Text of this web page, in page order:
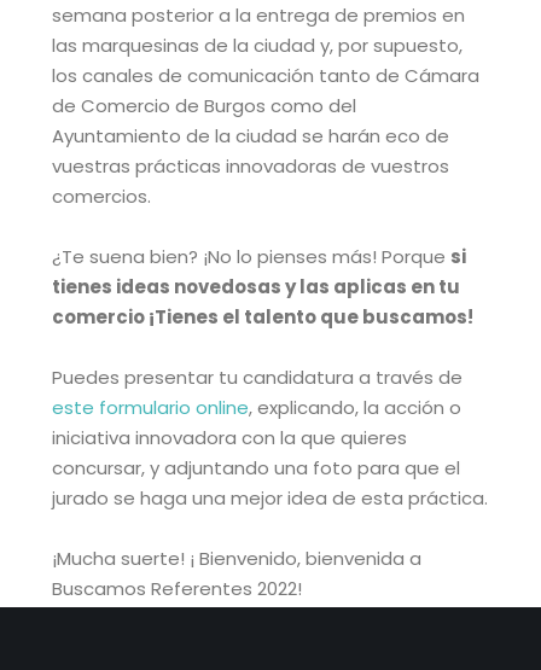
semana posterior a la entrega de premios en
las marquesinas de la ciudad y, por supuesto,
los canales de comunicación tanto de Cámara
de Comercio de Burgos como del
Ayuntamiento de la ciudad se harán eco de
vuestras prácticas innovadoras de vuestros
comercios.
¿Te suena bien? ¡No lo pienses más! Porque si
tienes ideas novedosas y las aplicas en tu
comercio ¡Tienes el talento que buscamos!
Puedes presentar tu candidatura a través de
este formulario online, explicando, la acción o
iniciativa innovadora con la que quieres
concursar, y adjuntando una foto para que el
jurado se haga una mejor idea de esta práctica.
¡Mucha suerte! ¡ Bienvenido, bienvenida a
Buscamos Referentes 2022!